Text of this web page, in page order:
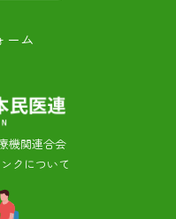
ーム
機関連合会
ンクについて